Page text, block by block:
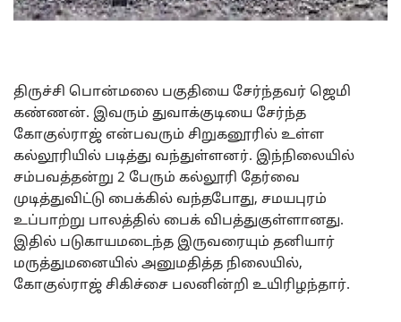
திருச்சி பொன்மலை பகுதியை சேர்ந்தவர் ஜெமி
கண்ணன். இவரும் துவாக்குடியை சேர்ந்த
கோகுல்ராஜ் என்பவரும் சிறுகனூரில் உள்ள
கல்லூரியில் படித்து வந்துள்ளனர். இந்நிலையில்
சம்பவத்தன்று 2 பேரும் கல்லூரி தேர்வை
முடித்துவிட்டு பைக்கில் வந்தபோது, சமயபுரம்
உப்பாற்று பாலத்தில் பைக் விபத்துகுள்ளானது.
இதில் படுகாயமடைந்த இருவரையும் தனியார்
மருத்துமனையில் அனுமதித்த நிலையில்,
கோகுல்ராஜ் சிகிச்சை பலனின்றி உயிரிழந்தார்.